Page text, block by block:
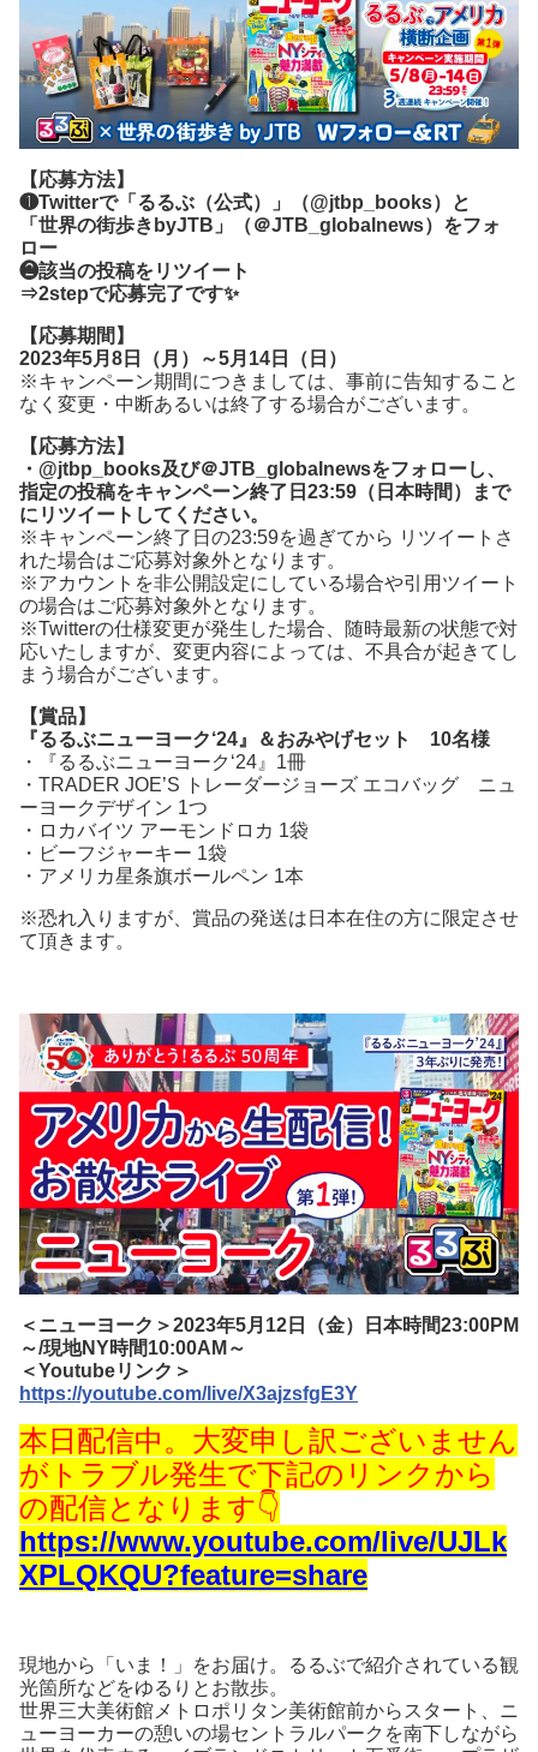
【応募方法】
❶Twitterで「るるぶ（公式）」（@jtbp_books）と
「世界の街歩きbyJTB」（＠JTB_globalnews）をフォ
ロー
❷該当の投稿をリツイート
⇒2stepで応募完了です✨
【応募期間】
2023年5月8日（月）～5月14日（日）
※キャンペーン期間につきましては、事前に告知すること
なく変更・中断あるいは終了する場合がございます。
【応募方法】
・@jtbp_books及び＠JTB_globalnewsをフォローし、
指定の投稿をキャンペーン終了日23:59（日本時間）まで
にリツイートしてください。
※キャンペーン終了日の23:59を過ぎてから リツイートさ
れた場合はご応募対象外となります。
※アカウントを非公開設定にしている場合や引用ツイート
の場合はご応募対象外となります。
※Twitterの仕様変更が発生した場合、随時最新の状態で対
応いたしますが、変更内容によっては、不具合が起きてし
まう場合がございます。
【賞品】
『るるぶニューヨーク‘24』＆おみやげセット 10名様
・『るるぶニューヨーク‘24』1冊
・TRADER JOE’S トレーダージョーズ エコバッグ ニュ
ーヨークデザイン 1つ
・ロカバイツ アーモンドロカ 1袋
・ビーフジャーキー 1袋
・アメリカ星条旗ボールペン 1本
※恐れ入りますが、賞品の発送は日本在住の方に限定させ
て頂きます。
＜ニューヨーク＞2023年5月12日（金）日本時間23:00PM
～/現地NY時間10:00AM～
＜Youtubeリンク＞
https://youtube.com/live/X3ajzsfgE3Y
本日配信中。大変申し訳ございません
がトラブル発生で下記のリンクから
の配信となります👇
https://www.youtube.com/live/UJLk
XPLQKQU?feature=share
現地から「いま！」をお届け。るるぶで紹介されている観
光箇所などをゆるりとお散歩。
世界三大美術館メトロポリタン美術館前からスタート、 ニ
ューヨーカーの憩いの場セントラルパーク を南下しながら